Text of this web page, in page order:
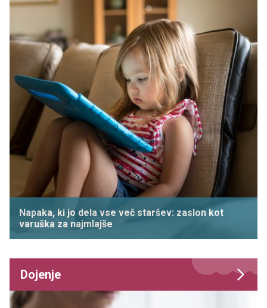
Napaka, ki jo dela vse več staršev: zaslon kot
varuška za najmlajše
Dojenje